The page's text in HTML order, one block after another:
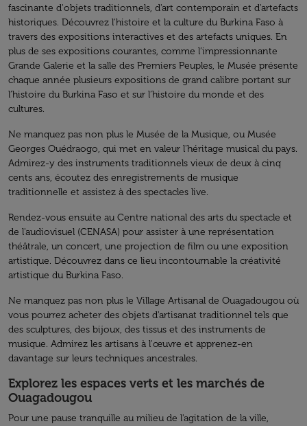
fascinante d'objets traditionnels, d'art contemporain et d'artefacts
historiques. Découvrez l'histoire et la culture du Burkina Faso à
travers des expositions interactives et des artefacts uniques. En
plus de ses expositions courantes, comme l’impressionnante
Grande Galerie et la salle des Premiers Peuples, le Musée présente
chaque année plusieurs expositions de grand calibre portant sur
l’histoire du Burkina Faso et sur l’histoire du monde et des
cultures.
Ne manquez pas non plus le Musée de la Musique, ou Musée
Georges Ouédraogo, qui met en valeur l'héritage musical du pays.
Admirez-y des instruments traditionnels vieux de deux à cinq
cents ans, écoutez des enregistrements de musique
traditionnelle et assistez à des spectacles live.
Rendez-vous ensuite au Centre national des arts du spectacle et
de l'audiovisuel (CENASA) pour assister à une représentation
théâtrale, un concert, une projection de film ou une exposition
artistique. Découvrez dans ce lieu incontournable la créativité
artistique du Burkina Faso.
Ne manquez pas non plus le Village Artisanal de Ouagadougou où
vous pourrez acheter des objets d'artisanat traditionnel tels que
des sculptures, des bijoux, des tissus et des instruments de
musique. Admirez les artisans à l'œuvre et apprenez-en
davantage sur leurs techniques ancestrales.
Explorez les espaces verts et les marchés de
Ouagadougou
Pour une pause tranquille au milieu de l'agitation de la ville,